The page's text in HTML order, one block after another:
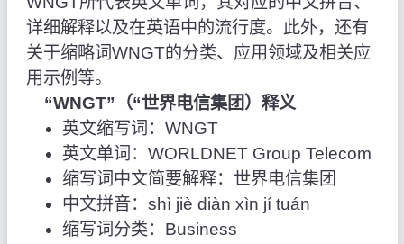
详细解释以及在英语中的流行度。此外，还有
关于缩略词WNGT的分类、应用领域及相关应
用示例等。
“WNGT”（“世界电信集团）释义
英文缩写词：WNGT
英文单词：WORLDNET Group Telecom
缩写词中文简要解释：世界电信集团
中文拼音：shì jiè diàn xìn jí tuán
缩写词分类：Business